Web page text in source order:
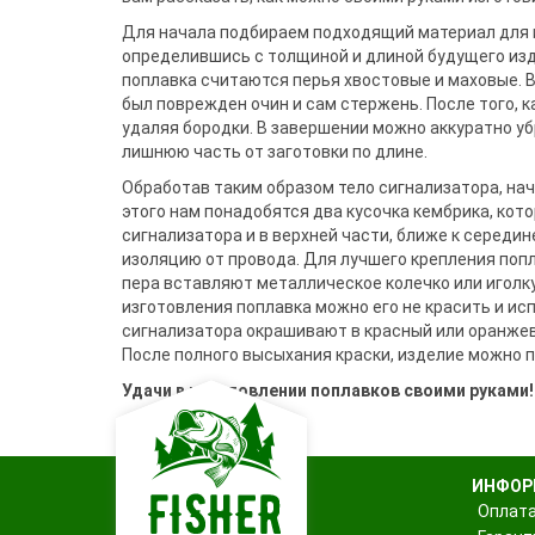
Чехлы и
Грузила
Поводковый материал
Аксессуары для монтажа
Крючки фидерные
Подставки
Род-поды
Подставки
Бузбары
Аксессуары
держателей
Треноги
Держатели
Ведра
Сита
Джиг-ріг
Fanatik
Fisher Club
SinkFish
Для начала подбираем подходящий материал для
определившись с толщиной и длиной будущего
поплавка считаются перья хвостовые и маховые.
был поврежден очин и сам стержень. После того,
удаляя бородки. В завершении можно аккуратно
лишнюю часть от заготовки по длине.
Обработав таким образом тело сигнализатора,
этого нам понадобятся два кусочка кембрика,
сигнализатора и в верхней части, ближе к
изоляцию от провода. Для лучшего крепления
пера вставляют металлическое колечко или
изготовления поплавка можно его не красить и
сигнализатора окрашивают в красный или
После полного высыхания краски, изделие можно
Удачи в изготовлении поплавков своими руками!